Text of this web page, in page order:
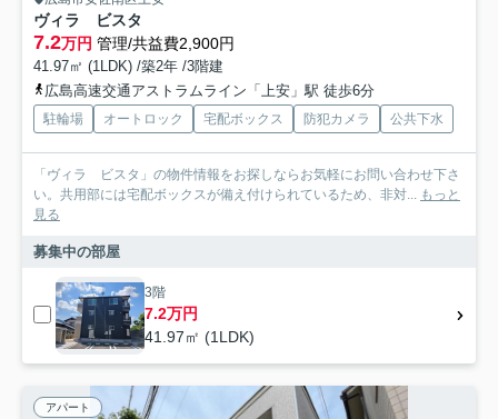
ヴィラ ビスタ
7.2万円 管理/共益費2,900円
41.97㎡ (1LDK) /築2年 /3階建
広島高速交通アストラムライン「上安」駅 徒歩6分
駐輪場 オートロック 宅配ボックス 防犯カメラ 公共下水
「ヴィラ ビスタ」の物件情報をお探しならお気軽にお問い合わせ下さ
い。共用部には宅配ボックスが備え付けられているため、非対... もっと
見る
募集中の部屋
3階
7.2万円
41.97㎡ (1LDK)
アパート